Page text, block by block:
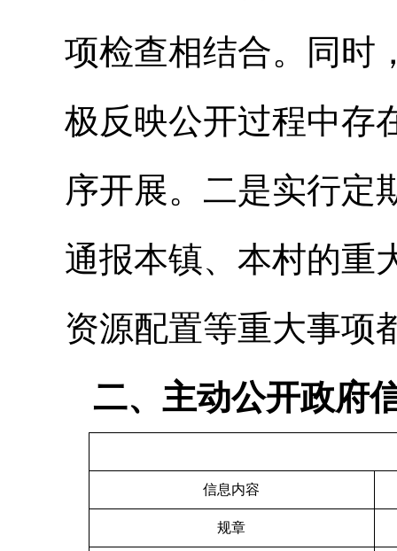
项检查相结合。同时
极反映公开过程中存
序开展。 二是实行定
通报本镇、本村的重
资源配置等重大事项
二、主动公开政府
信息内容
规章